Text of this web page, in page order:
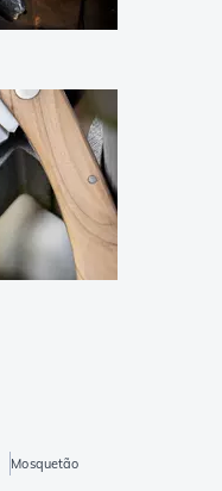
Mosquetão